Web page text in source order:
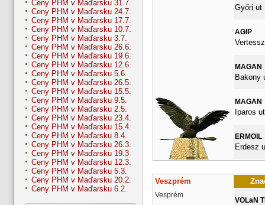
Ceny PHM v Maďarsku 31.7.
Ceny PHM v Maďarsku 24.7.
Ceny PHM v Maďarsku 17.7.
Ceny PHM v Maďarsku 10.7.
Ceny PHM v Maďarsku 3.7.
Ceny PHM v Maďarsku 26.6.
Ceny PHM v Maďarsku 19.6.
Ceny PHM v Maďarsku 12.6.
Ceny PHM v Maďarsku 5.6.
Ceny PHM v Maďarsku 26.5.
Ceny PHM v Maďarsku 15.5.
Ceny PHM v Maďarsku 9.5.
Ceny PHM v Maďarsku 2.5.
Ceny PHM v Maďarsku 23.4.
Ceny PHM v Maďarsku 15.4.
Ceny PHM v Maďarsku 8.4.
Ceny PHM v Maďarsku 26.3.
Ceny PHM v Maďarsku 19.3
Ceny PHM v Maďarsku 12.3.
Ceny PHM v Maďarsku 5.3.
Ceny PHM v Maďarsku 20.2.
Ceny PHM v Maďarsku 6.2.
Győri ut
AGIP
MAGAN
Bakony
MAGAN
Iparos
ERMOIL
Erdesz
Veszprém
Vesprém
VOLaN